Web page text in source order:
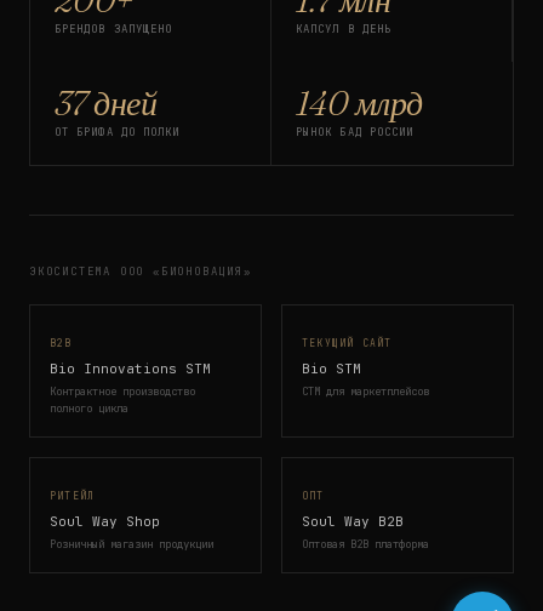
БРЕНДОВ ЗАПУЩЕНО КАПСУЛ В ДЕНЬ
37 дней
ОТ БРИФА ДО ПОЛКИ
140 млрд
РЫНОК БАД РОССИИ
ЭКОСИСТЕМА ООО «БИОНОВАЦИЯ»
B2B
Bio Innovations STM
Контрактное производство
полного цикла
ТЕКУЩИЙ САЙТ
Bio STM
СТМ для маркетплейсов
РИТЕЙЛ
Soul Way Shop
Розничный магазин продукции
ОПТ
Soul Way B2B
Оптовая B2B платформа